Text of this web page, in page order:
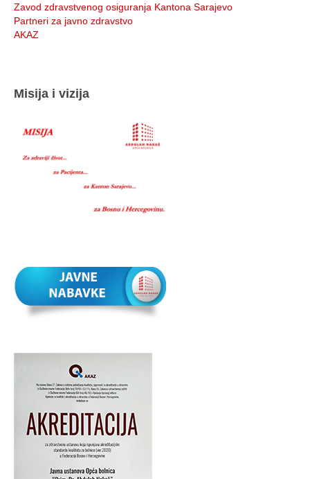
Zavod zdravstvenog osiguranja Kantona Sarajevo
Partneri za javno zdravstvo
AKAZ
Misija i vizija